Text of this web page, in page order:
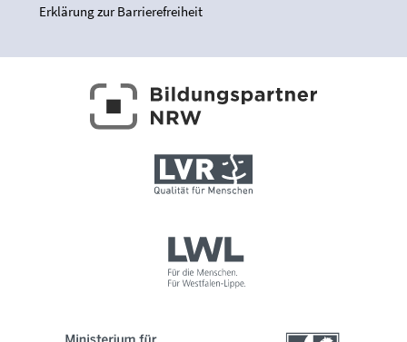
Erklärung zur Barrierefreiheit